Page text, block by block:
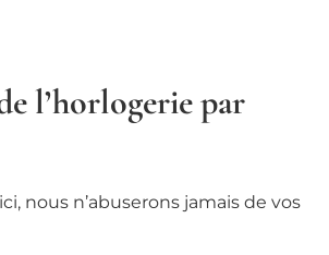
l’horlogerie par
nous n’abuserons jamais de vos